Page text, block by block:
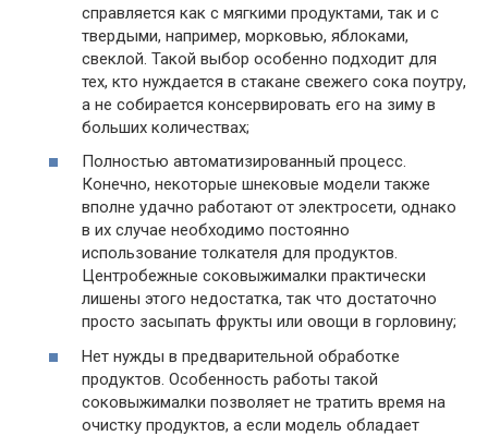
справляется как с мягкими продуктами, так и с
твердыми, например, морковью, яблоками,
свеклой. Такой выбор особенно подходит для
тех, кто нуждается в стакане свежего сока поутру,
а не собирается консервировать его на зиму в
больших количествах;
Полностью автоматизированный процесс.
Конечно, некоторые шнековые модели также
вполне удачно работают от электросети, однако
в их случае необходимо постоянно
использование толкателя для продуктов.
Центробежные соковыжималки практически
лишены этого недостатка, так что достаточно
просто засыпать фрукты или овощи в горловину;
Нет нужды в предварительной обработке
продуктов. Особенность работы такой
соковыжималки позволяет не тратить время на
очистку продуктов, а если модель обладает